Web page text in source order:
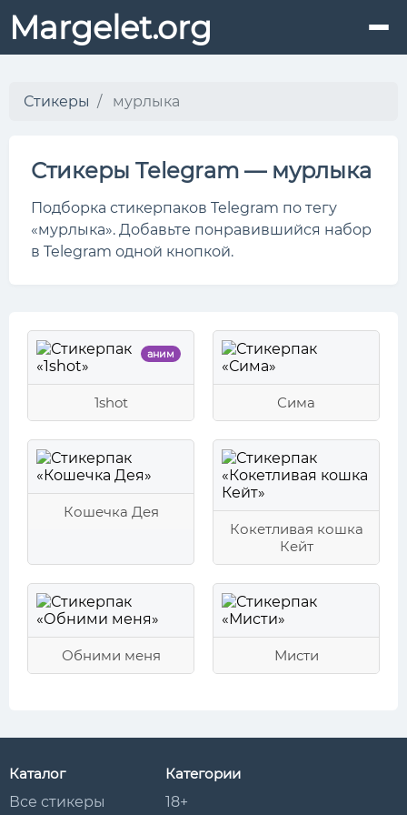
Margelet.org
Стикеры мурлыка
Стикеры Telegram — мурлыка
Подборка стикерпаков Telegram по тегу
«мурлыка». Добавьте понравившийся набор
в Telegram одной кнопкой.
аним
1shot Сима
Кошечка Дея
Кокетливая кошка
Кейт
Обними меня Мисти
Каталог
Все стикеры
Категории
18+